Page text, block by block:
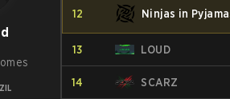
12 Ninjas in
13 LOUD
14 SCARZ